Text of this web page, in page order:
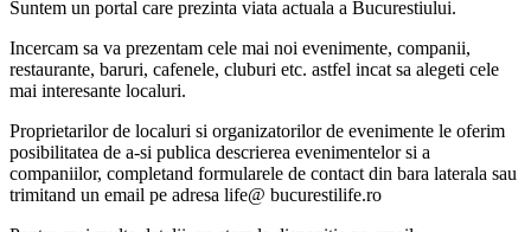
Suntem un portal care prezinta viata actuala a Bucurestiului.
Incercam sa va prezentam cele mai noi evenimente, companii,
restaurante, baruri, cafenele, cluburi etc. astfel incat sa alegeti cele
mai interesante localuri.
Proprietarilor de localuri si organizatorilor de evenimente le oferim
posibilitatea de a-si publica descrierea evenimentelor si a
companiilor, completand formularele de contact din bara laterala sau
trimitand un email pe adresa life@ bucurestilife.ro